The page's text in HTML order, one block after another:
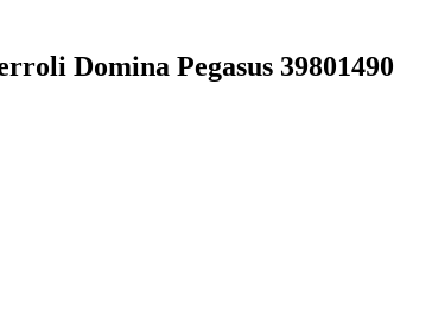
Domina Pegasus 39801490